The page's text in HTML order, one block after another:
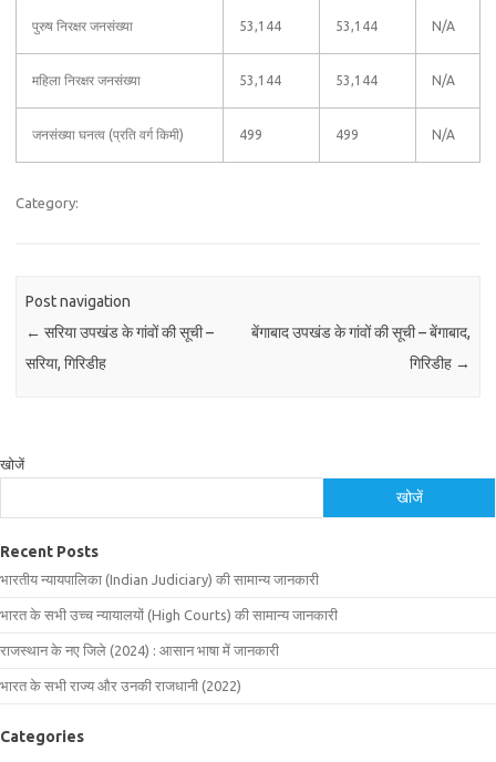
पुरुष निरक्षर जनसंख्या 53,144 53,144 N/A
महिला निरक्षर जनसंख्या 53,144 53,144 N/A
जनसंख्या घनत्व (प्रति वर्ग किमी) 499 499 N/A
Category:
Post navigation
← सरिया उपखंड के गांवों की सूची –
सरिया, गिरिडीह
बेंगाबाद उपखंड के गांवों की सूची – बेंगाबाद,
गिरिडीह →
खोजें
खोजें
Recent Posts
भारतीय न्यायपालिका (Indian Judiciary) की सामान्य जानकारी
भारत के सभी उच्च न्यायालयों (High Courts) की सामान्य जानकारी
राजस्थान के नए जिले (2024) : आसान भाषा में जानकारी
भारत के सभी राज्य और उनकी राजधानी (2022)
Categories